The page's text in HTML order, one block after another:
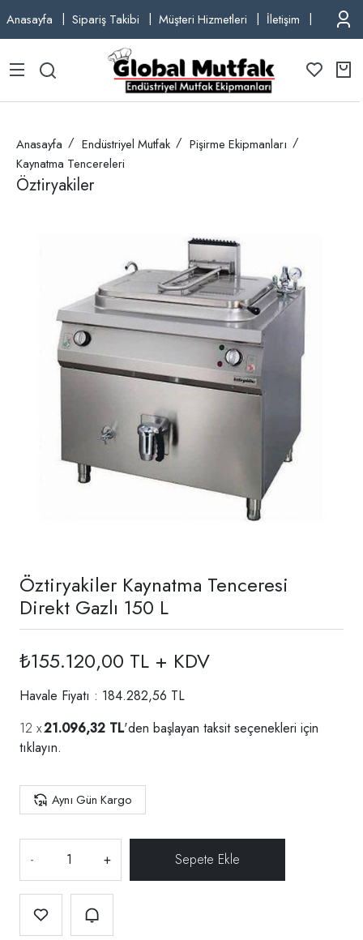
Anasayfa Sipariş Takibi Müşteri Hizmetleri İletişim TEL:
Anasayfa Endüstriyel Mutfak
Pişirme Ekipmanları
Kaynatma Tencereleri
Öztiryakiler
Öztiryakiler Kaynatma Tenceresi
Direkt Gazlı 150 L
₺155.120,00 TL + KDV
Havale Fiyatı : 184.282,56 TL
21.096,32 TL'den başlayan taksit seçenekleri için
tıklayın.
Aynı Gün Kargo
- +